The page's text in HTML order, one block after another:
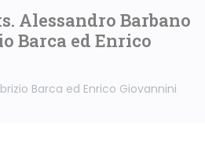
Alessandro Barbano
Barca ed Enrico
Barca ed Enrico Giovannini